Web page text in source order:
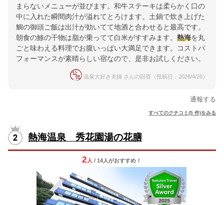
まらないメニューが並びます。和牛ステーキは柔らかく口の
中に入れた瞬間肉汁が溢れてとろけます。土鍋で炊き上げた
鯛の御頭ご飯は出汁が効いてて地酒と合わせると最高です。
朝食の鯵の干物は脂が乗ってて白米がすすみます。 熱海を丸
ごと味わえる料理でお腹いっぱい大満足できます。コストパ
フォーマンスが素晴らしい宿なので、是非お試しください。
温泉大好き夫婦 さんの回答（投稿日：2026/4/26）
通報する
すべてのクチコミ(5 件)をみる
熱海温泉 秀花園湯の花膳
2 人 / 14人がおすすめ！